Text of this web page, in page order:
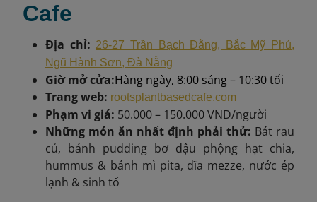
Cafe
Địa chỉ: 26-27 Trần Bạch Đằng, Bắc Mỹ Phú,
Ngũ Hành Sơn, Đà Nẵng
Giờ mở cửa:Hàng ngày, 8:00 sáng – 10:30 tối
Trang web: rootsplantbasedcafe.com
Phạm vi giá: 50.000 – 150.000 VND/người
Những món ăn nhất định phải thử: Bát rau
củ, bánh pudding bơ đậu phộng hạt chia,
hummus & bánh mì pita, đĩa mezze, nước ép
lạnh & sinh tố